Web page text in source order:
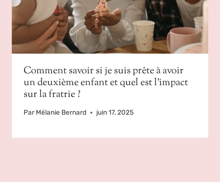
Comment savoir si je suis prête à avoir
un deuxième enfant et quel est l’impact
sur la fratrie ?
Par Mélanie Bernard juin 17, 2025